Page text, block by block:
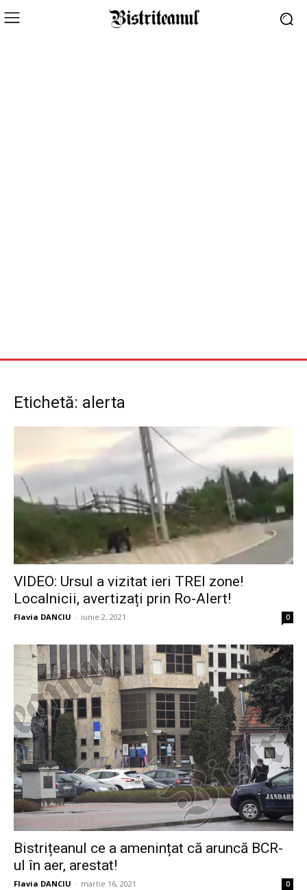
Etichetă: alerta
VIDEO: Ursul a vizitat ieri TREI zone!
Localnicii, avertizați prin Ro-Alert!
Flavia DANCIU - iunie 2, 2021 0
Bistrițeanul ce a amenințat că aruncă BCR-
ul în aer, arestat!
Flavia DANCIU - martie 16, 2021 0